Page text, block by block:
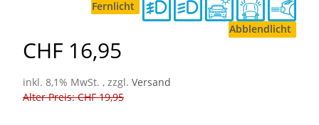
Fernlicht
Abblendlicht
CHF 16,95
inkl. 8,1% MwSt. , zzgl. Versand
Alter Preis: CHF 19,95